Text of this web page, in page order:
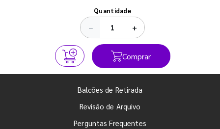
Quantidade
− +
Comprar
Balcões de Retirada
Revisão de Arquivo
Perguntas Frequentes